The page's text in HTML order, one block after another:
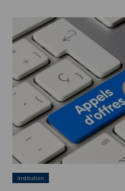
Marchés publics ">
Marchés publics - Appels d'offres -
Institution